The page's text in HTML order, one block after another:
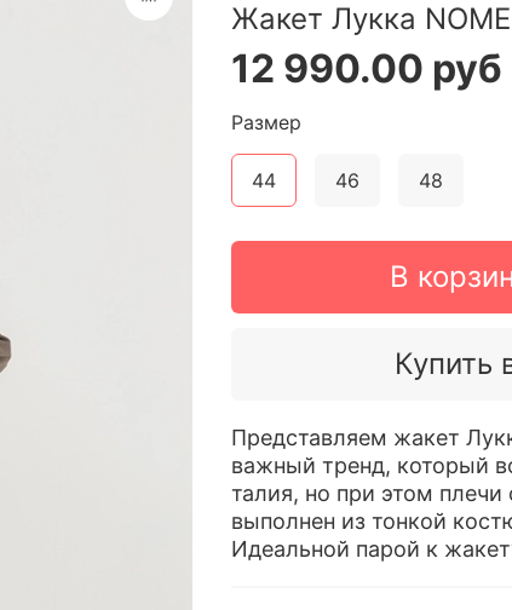
Жакет Лукка
12 990.00 руб
В
Купить
Размер
44 46 48
Представляем жакет
важный тренд, который
талия, но при этом
выполнен из тонкой
Идеальной парой к